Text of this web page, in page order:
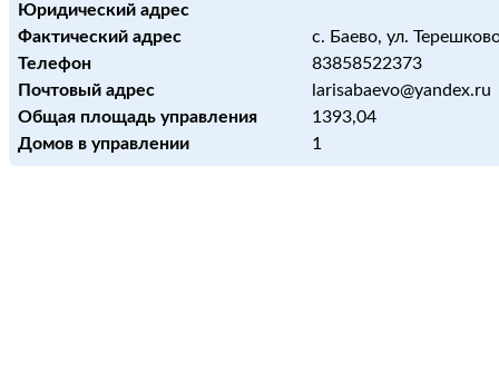
Юридический адрес
Фактический адрес
с. Баево, ул.
Телефон
83858522373
Почтовый адрес
larisabaevo@yandex.ru
Общая площадь управления
1393,04
Домов в управлении
1